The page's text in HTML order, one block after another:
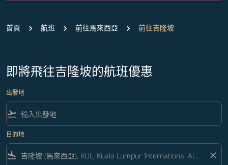
首頁 航班 前往馬來西亞 前往吉隆坡
即將飛往吉隆坡的航班優惠
出發地
flight_takeoff
目的地
flight_land close